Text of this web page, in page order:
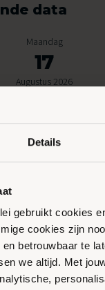
Details
gebruikt cookies
cookies zijn
betrouwbaar te
we altijd. Met
data
Maandag
17
Augustus 2026
Ede